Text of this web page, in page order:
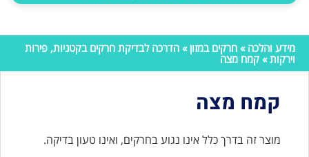
מידע והלכה » חרקים במזון» הדרכה לבדיקת חרקים בקטניות, פירות
וירקות» קמח מצה
קמח מצה
מוצר זה בדרך כלל אינו נגוע בחרקים, ואינו טעון בדיקה.